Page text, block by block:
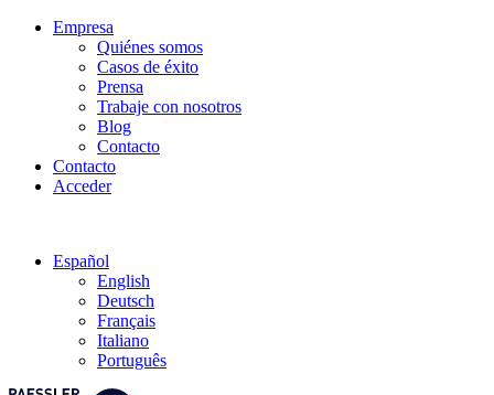
Empresa
Quiénes somos
Casos de éxito
Prensa
Trabaje con nosotros
Blog
Contacto
Contacto
Acceder
Español
English
Deutsch
Français
Italiano
Português